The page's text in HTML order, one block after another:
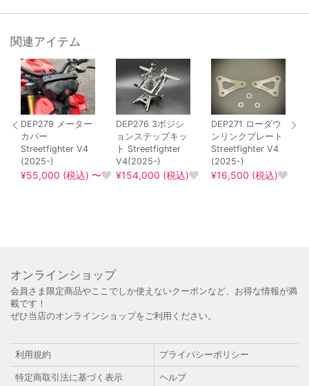
関連アイテム
DEP279 メーター
カバー
Streetfighter V4
(2025-)
¥55,000 (税込) 〜
DEP276 3ポジシ
ョンステップキッ
ト Streetfighter
V4(2025-)
¥154,000 (税込)
DEP271 ローダウ
ンリンクプレート
Streetfighter V4
(2025-)
¥16,500 (税込)
オンラインショップ
会員さま限定商品やここでしか使えないクーポンなど、お得な情報が満
載です！
ぜひ当店のオンラインショップをご利用ください。
利用規約 プライバシーポリシー
特定商取引法に基づく表示 ヘルプ